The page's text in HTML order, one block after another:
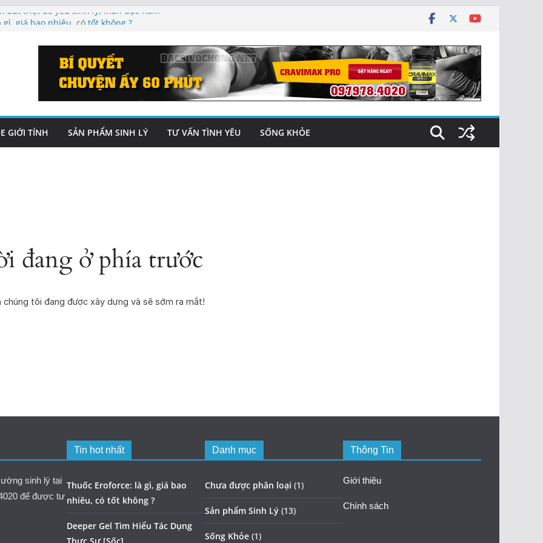
dứt triệt để yếu sinh lý, mãn dục nam
gì, giá bao nhiêu, có tốt không ?
giá, nhận xét
GIỚI TÍNH SẢN PHẨM SINH LÝ TƯ VẤN TÌNH YÊU SỐNG KHỎE
đang ở phía trước
tôi đang được xây dựng và sẽ sớm ra mắt!
sinh lý tại
để được tư
Tin hot nhất
Thuốc Eroforce: là gì, giá bao
nhiêu, có tốt không ?
Deeper Gel Tìm Hiểu Tác Dụng
Danh mục
Chưa được phân loại (1)
Sản phẩm Sinh Lý (13)
Sống Khỏe (1)
Thông Tin
Giới thiệu
Chính sách